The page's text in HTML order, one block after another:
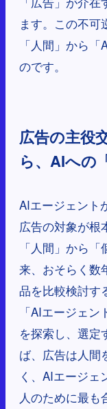
ます。この不可
「人間」から
のです。
広告の主役
ら、AIへの
AIエージェント
広告の対象が根
「人間」から
来、おそらく数
品を比較検討す
「AIエージェ
を探索し、選定
ば、広告は人間
く、AIエージェ
人のために最も